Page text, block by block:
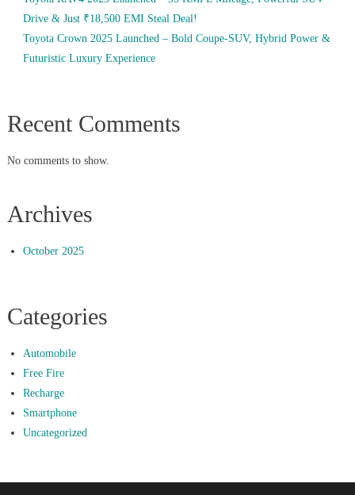
Drive & Just ₹18,500 EMI Steal Deal!
Toyota Crown 2025 Launched – Bold Coupe-SUV, Hybrid Power &
Futuristic Luxury Experience
Recent Comments
No comments to show.
Archives
October 2025
Categories
Automobile
Free Fire
Recharge
Smartphone
Uncategorized